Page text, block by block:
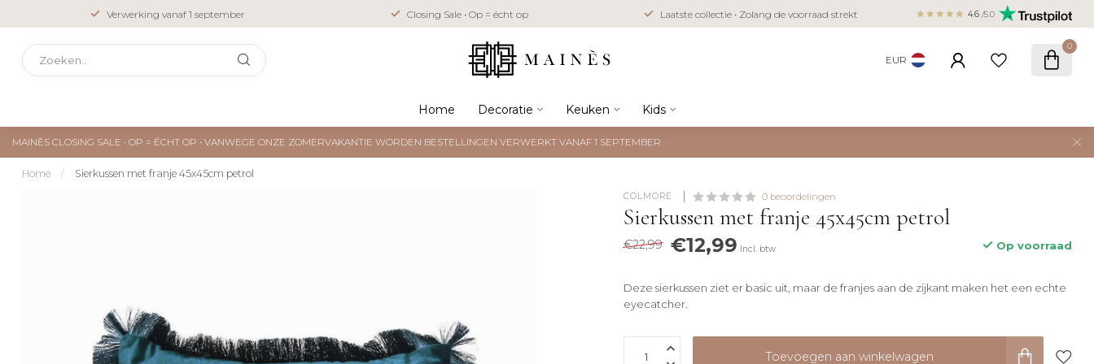
Verwerking vanaf 1 september Closing Sale • Op = écht op Laatste collectie • Zolang de voorraad strekt Veilig betalen met iDEAL, Bancontact,
creditcard 4.6 /5.0
EUR
0
Home Decoratie Keuken Kids
MAINÈS CLOSING SALE • OP = ÉCHT OP • VANWEGE ONZE ZOMERVAKANTIE WORDEN BESTELLINGEN VERWERKT VANAF 1 SEPTEMBER
Home / Sierkussen met franje 45x45cm petrol
COLMORE 0 beoordelingen
Sierkussen met franje 45x45cm petrol
€22,99 €12,99 Incl. btw Op voorraad
Deze sierkussen ziet er basic uit, maar de franjes aan de zijkant maken het een echte
eyecatcher.
Toevoegen aan winkelwagen